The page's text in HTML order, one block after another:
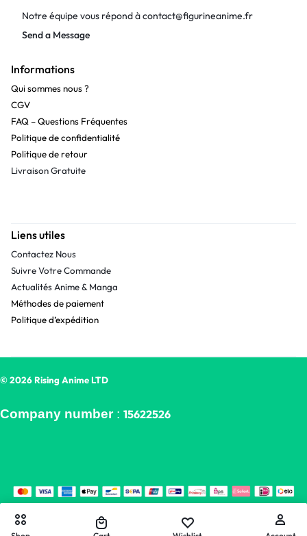
Notre équipe vous répond àcontact@figurineanime.fr
Send a Message
Informations
Qui sommes nous ?
CGV
FAQ – Questions Fréquentes
Politique de confidentialité
Politique de retour
Livraison Gratuite
Liens utiles
Contactez Nous
Suivre Votre Commande
Actualités Anime & Manga
Méthodes de paiement
Politique d’expédition
© 2026 Rising Anime LTD
Company number: 15622526